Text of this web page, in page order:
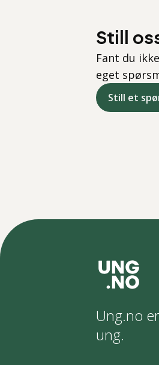
Still
Fant du
eget
Still et
Ung.no
ung.